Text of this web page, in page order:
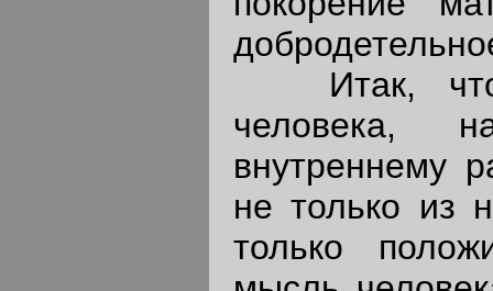
Итак,
человека,
внутреннему
не только из
только